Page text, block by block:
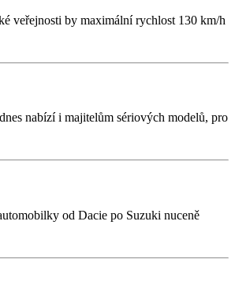
veřejnosti by maximální rychlost 130 km/h
nabízí i majitelům sériových modelů, pro
od Dacie po Suzuki nuceně